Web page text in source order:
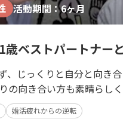
活動期間：6ヶ月
ベストパートナー
、じっくりと自分と向き
向き合い方も素晴らし
婚活疲れからの逆転